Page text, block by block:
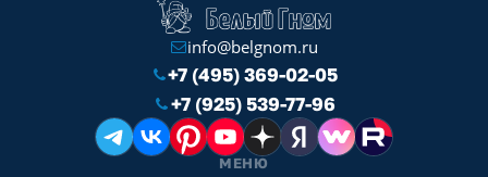
info@belgnom.ru
+7 (495) 369-02-05
+7 (925) 539-77-96
МЕНЮ